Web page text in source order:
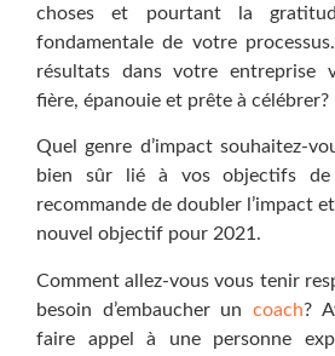
choses et pourtant la
fondamentale de votre
résultats dans votre entreprise
fière, épanouie et prête à célébrer?
Quel genre d’impact souhaitez-
bien sûr lié à vos objectifs de
recommande de doubler l’impact
nouvel objectif pour 2021.
Comment allez-vous vous tenir
besoin d’embaucher un coach?
faire appel à une personne